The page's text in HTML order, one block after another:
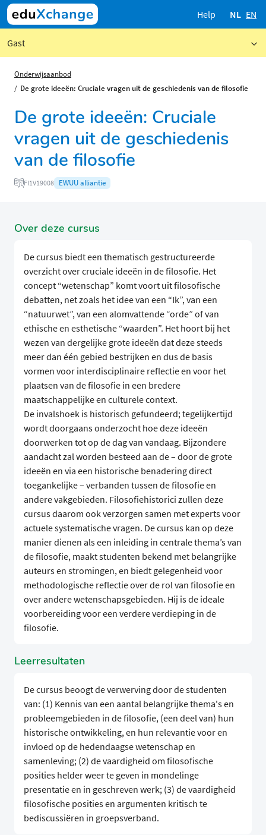
Help NL EN
Gast
Onderwijsaanbod
De grote ideeën: Cruciale vragen uit de geschiedenis van de filosofie
De grote ideeën: Cruciale
vragen uit de geschiedenis
van de filosofie
FI1V19008 EWUU alliantie
Over deze cursus
De cursus biedt een thematisch gestructureerde
overzicht over cruciale ideeën in de filosofie. Het
concept “wetenschap” komt voort uit filosofische
debatten, net zoals het idee van een “Ik”, van een
“natuurwet”, van een alomvattende “orde” of van
ethische en esthetische “waarden”. Het hoort bij het
wezen van dergelijke grote ideeën dat deze steeds
meer dan één gebied bestrijken en dus de basis
vormen voor interdisciplinaire reflectie en voor het
plaatsen van de filosofie in een bredere
maatschappelijke en culturele context.
De invalshoek is historisch gefundeerd; tegelijkertijd
wordt doorgaans onderzocht hoe deze ideeën
doorwerken tot op de dag van vandaag. Bijzondere
aandacht zal worden besteed aan de – door de grote
ideeën en via een historische benadering direct
toegankelijke – verbanden tussen de filosofie en
andere vakgebieden. Filosofiehistorici zullen deze
cursus daarom ook verzorgen samen met experts voor
actuele systematische vragen. De cursus kan op deze
manier dienen als een inleiding in centrale thema’s van
de filosofie, maakt studenten bekend met belangrijke
auteurs en stromingen, en biedt gelegenheid voor
methodologische reflectie over de rol van filosofie en
over andere wetenschapsgebieden. Hij is de ideale
voorbereiding voor een verdere verdieping in de
filosofie.
Leerresultaten
De cursus beoogt de verwerving door de studenten
van: (1) Kennis van een aantal belangrijke thema's en
probleemgebieden in de filosofie, (een deel van) hun
historische ontwikkeling, en hun relevantie voor en
invloed op de hedendaagse wetenschap en
samenleving; (2) de vaardigheid om filosofische
posities helder weer te geven in mondelinge
presentatie en in geschreven werk; (3) de vaardigheid
filosofische posities en argumenten kritisch te
bediscussiëren in groepsverband.